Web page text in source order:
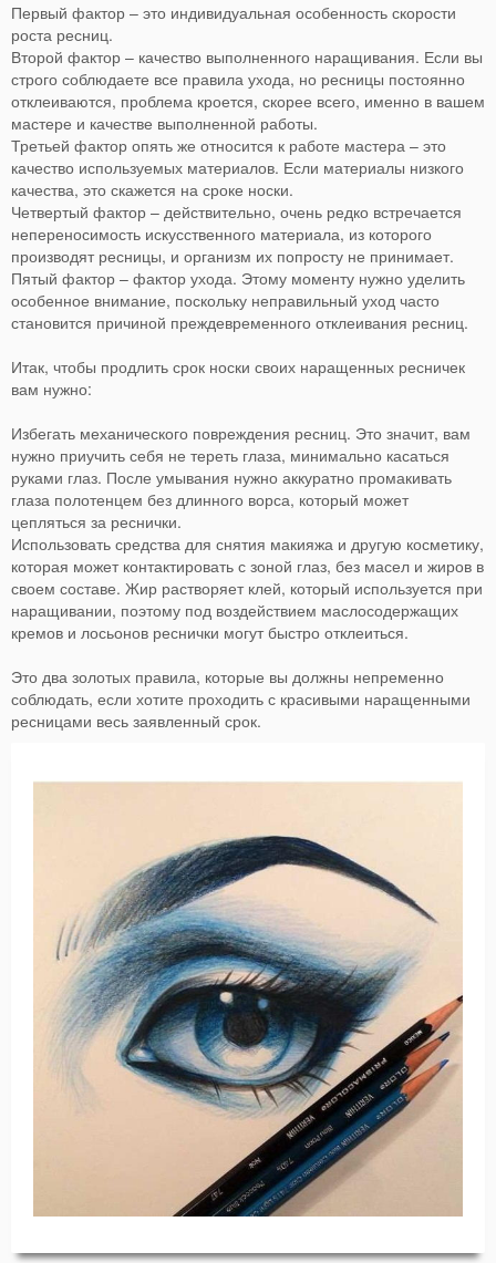
Первый фактор – это индивидуальная особенность скорости
роста ресниц.
Второй фактор – качество выполненного наращивания. Если вы
строго соблюдаете все правила ухода, но ресницы постоянно
отклеиваются, проблема кроется, скорее всего, именно в вашем
мастере и качестве выполненной работы.
Третьей фактор опять же относится к работе мастера – это
качество используемых материалов. Если материалы низкого
качества, это скажется на сроке носки.
Четвертый фактор – действительно, очень редко встречается
непереносимость искусственного материала, из которого
производят ресницы, и организм их попросту не принимает.
Пятый фактор – фактор ухода. Этому моменту нужно уделить
особенное внимание, поскольку неправильный уход часто
становится причиной преждевременного отклеивания ресниц.
Итак, чтобы продлить срок носки своих наращенных ресничек
вам нужно:
Избегать механического повреждения ресниц. Это значит, вам
нужно приучить себя не тереть глаза, минимально касаться
руками глаз. После умывания нужно аккуратно промакивать
глаза полотенцем без длинного ворса, который может
цепляться за реснички.
Использовать средства для снятия макияжа и другую косметику,
которая может контактировать с зоной глаз, без масел и жиров в
своем составе. Жир растворяет клей, который используется при
наращивании, поэтому под воздействием маслосодержащих
кремов и лосьонов реснички могут быстро отклеиться.
Это два золотых правила, которые вы должны непременно
соблюдать, если хотите проходить с красивыми наращенными
ресницами весь заявленный срок.